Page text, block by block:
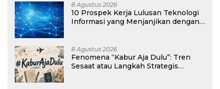
8 Agustus 2026
10 Prospek Kerja Lulusan Teknologi
Informasi yang Menjanjikan dengan
8 Agustus 2026
Fenomena “Kabur Aja Dulu”: Tren
Sesaat atau Langkah Strategis